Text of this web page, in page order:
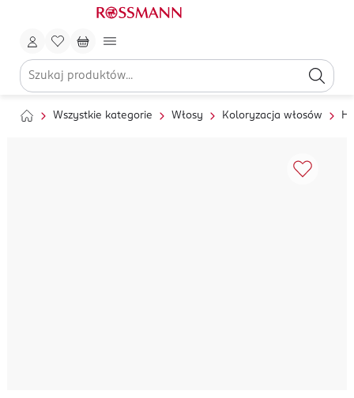
Wszystkie kategorie Włosy Koloryzacja włosów